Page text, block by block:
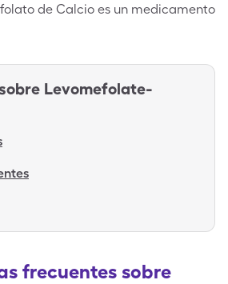
de Calcio es un medicamento
Levomefolate-
frecuentes sobre